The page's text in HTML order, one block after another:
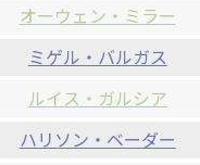
オーウェン・ミラー
ミゲル・バルガス
ルイス・ガルシア
ハリソン・ベーダー